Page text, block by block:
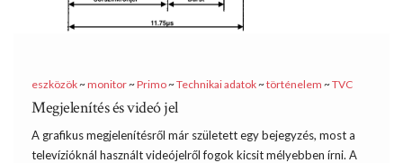
eszközök~monitor~Primo~Technikai adatok~történelem ~TVC
Megjelenítés és videó jel
A grafikus megjelenítésről már született egy bejegyzés, most a
televízióknál használt videójelről fogok kicsit mélyebben írni. A